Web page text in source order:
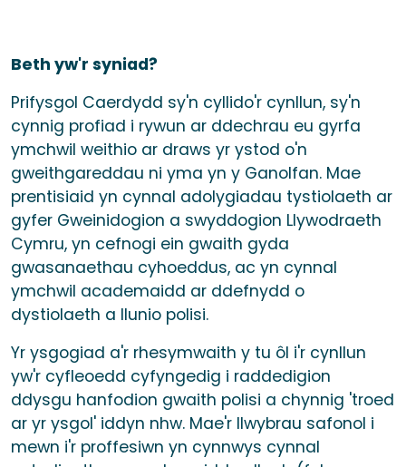
Beth yw'r syniad?
Prifysgol Caerdydd sy'n cyllido'r cynllun, sy'n
cynnig profiad i rywun ar ddechrau eu gyrfa
ymchwil weithio ar draws yr ystod o'n
gweithgareddau ni yma yn y Ganolfan. Mae
prentisiaid yn cynnal adolygiadau tystiolaeth ar
gyfer Gweinidogion a swyddogion Llywodraeth
Cymru, yn cefnogi ein gwaith gyda
gwasanaethau cyhoeddus, ac yn cynnal
ymchwil academaidd ar ddefnydd o
dystiolaeth a llunio polisi.
Yr ysgogiad a'r rhesymwaith y tu ôl i'r cynllun
yw'r cyfleoedd cyfyngedig i raddedigion
ddysgu hanfodion gwaith polisi a chynnig 'troed
ar yr ysgol' iddyn nhw. Mae'r llwybrau safonol i
mewn i'r proffesiwn yn cynnwys cynnal